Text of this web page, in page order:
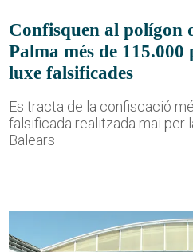
Confisquen al polígon
Palma més de 115.000
luxe falsificades
Es tracta de la confiscació
falsificada realitzada mai per
Balears